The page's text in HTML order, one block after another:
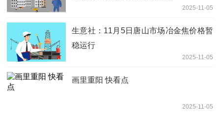
2025-11-05
生意社：11月5日唐山市场冶金焦价格暂
稳运行
2025-11-05
画里重阳 快看点
2025-11-05